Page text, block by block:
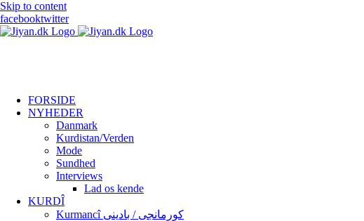
Skip to content
facebooktwitter
FORSIDE
NYHEDER
Danmark
Kurdistan/Verden
Mode
Sundhed
Interviews
Lad os kende
KURDÎ
Kurmancî کورمانجی / بادینی